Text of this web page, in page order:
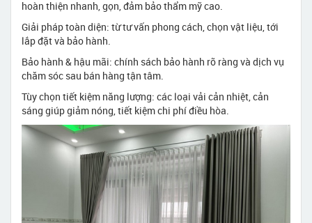
hoàn thiện nhanh, gọn, đảm bảo thẩm mỹ cao.
Giải pháp toàn diện: từ tư vấn phong cách, chọn vật liệu, tới
lắp đặt và bảo hành.
Bảo hành & hậu mãi: chính sách bảo hành rõ ràng và dịch vụ
chăm sóc sau bán hàng tận tâm.
Tùy chọn tiết kiệm năng lượng: các loại vải cản nhiệt, cản
sáng giúp giảm nóng, tiết kiệm chi phí điều hòa.